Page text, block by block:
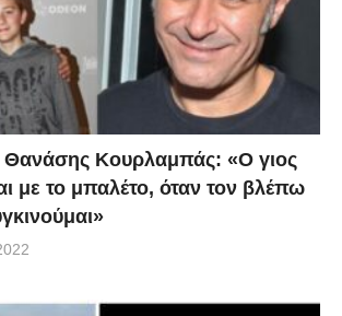
Κουρλαμπάς: «Ο γιος
με το μπαλέτο, όταν τον βλέπω